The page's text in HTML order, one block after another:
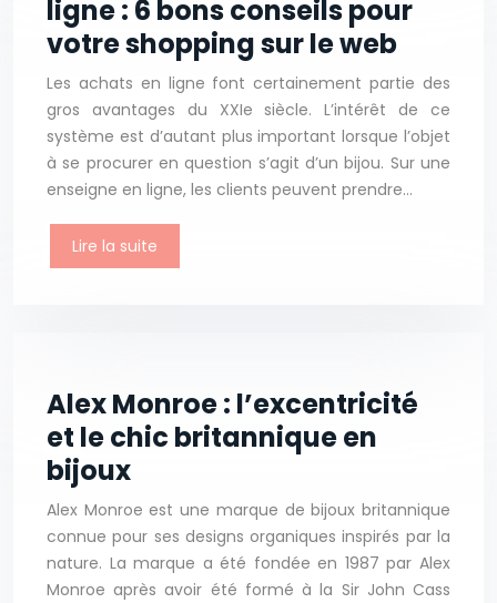
ligne : 6 bons conseils pour
votre shopping sur le web
Les achats en ligne font certainement partie des
gros avantages du XXIe siècle. L’intérêt de ce
système est d’autant plus important lorsque l’objet
à se procurer en question s’agit d’un bijou. Sur une
enseigne en ligne, les clients peuvent prendre…
Lire la suite
Alex Monroe : l’excentricité
et le chic britannique en
bijoux
Alex Monroe est une marque de bijoux britannique
connue pour ses designs organiques inspirés par la
nature. La marque a été fondée en 1987 par Alex
Monroe après avoir été formé à la Sir John Cass